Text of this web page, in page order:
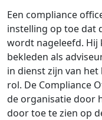
Een compliance
instelling op toe dat
wordt nageleefd. Hij
bekleden als
in dienst zijn van
rol. De Compliance
de organisatie door
door toe te zien op